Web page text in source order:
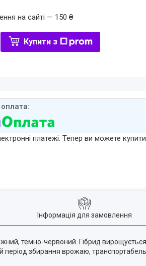
на сайті — 150 ₴
Купити з
платежі. Тепер ви можете
Інформація для замовлення
темно-червоний. Гібрид
період збирання врожаю,